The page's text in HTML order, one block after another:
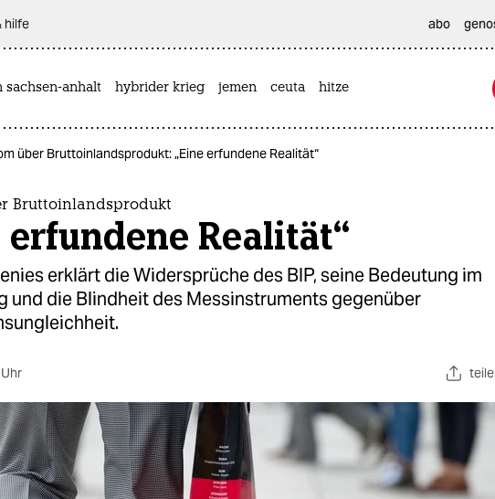
hilfe abo
sachsen-anhalt hybrider krieg jemen ceuta hitze
über Bruttoinlandsprodukt: „Eine erfundene Realität“
Bruttoinlandsprodukt
erfundene Realität“
erklärt die Widersprüche des BIP, seine Bedeutung im
und die Blindheit des Messinstruments gegenüber